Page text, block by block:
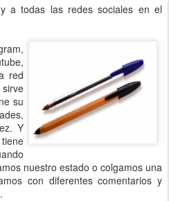
a todas las redes sociales en el
red
su
Y
nuestro estado o colgamos una
con diferentes comentarios y